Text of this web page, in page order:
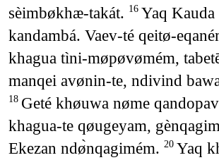
sèimbøkhæ-takát. 16 Yaq
kandambá. Vaev-té qeitø-
khagua tìni-møpøvømém,
manqei avønin-te, ndivind
18 Geté khøuwa nøme
khagua-te qøugeyam,
Ekezan ndø̀nqagimém. 20 Yaq